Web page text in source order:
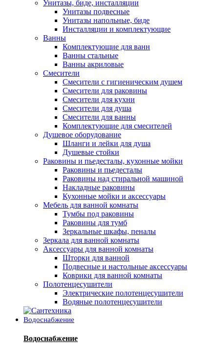
Унитазы, биде, инсталляции
Унитазы подвесные
Унитазы напольные, биде
Инсталляции и комплектующие
Ванны
Комплектующие для ванн
Ванны стальные
Ванны акриловые
Смесители
Смесители с гигиеническим душем
Смесители для раковины
Смесители для кухни
Смесители для душа
Смесители для ванны
Комплектующие для смесителей
Душевое оборудование
Шланги и лейки для душа
Душевые стойки
Раковины и пьедесталы, кухонные мойки
Раковины и пьедесталы
Раковины над стиральной машиной
Накладные раковины
Кухонные мойки и аксессуары
Мебель для ванной комнаты
Тумбы под раковины
Раковины для тумб
Зеркальные шкафы, пеналы
Зеркала для ванной комнаты
Аксессуары для ванной комнаты
Шторки для ванной
Подвесные и настольные аксессуары
Коврики для ванной комнаты
Полотенцесушители
Электрические полотенцесушители
Водяные полотенцесушители
Водоснабжение
Водоснабжение